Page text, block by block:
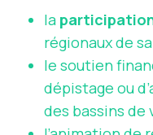
la
régionaux de
le soutien
dépistage ou
des bassins de